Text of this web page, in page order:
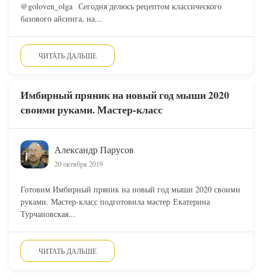
@goloven_olga⠀Сегодня делюсь рецептом классического
базового айсинга, на...
ЧИТАТЬ ДАЛЬШЕ
Имбирный пряник на новый год мыши 2020
своими руками. Мастер-класс
Александр Парусов
20 октября 2019
Готовим Имбирный пряник на новый год мыши 2020 своими
руками. Мастер-класс подготовила мастер Екатерина
Турчановская...
ЧИТАТЬ ДАЛЬШЕ